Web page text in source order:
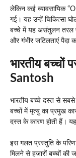
लेकिन कई व्यावसायिक
गई। यह उन्हें चिकित्सा
बच्चे में यह असंतुलन तरल
और गंभीर जटिलताएं पैदा
भारतीय
Santosh
भारतीय बच्चे दस्त से
बच्चों में मृत्यु का प्रमुख
दस्त के कारण होती हैं।
इस गलत प्रस्तुति के
मिलने से हजारों बच्चों की